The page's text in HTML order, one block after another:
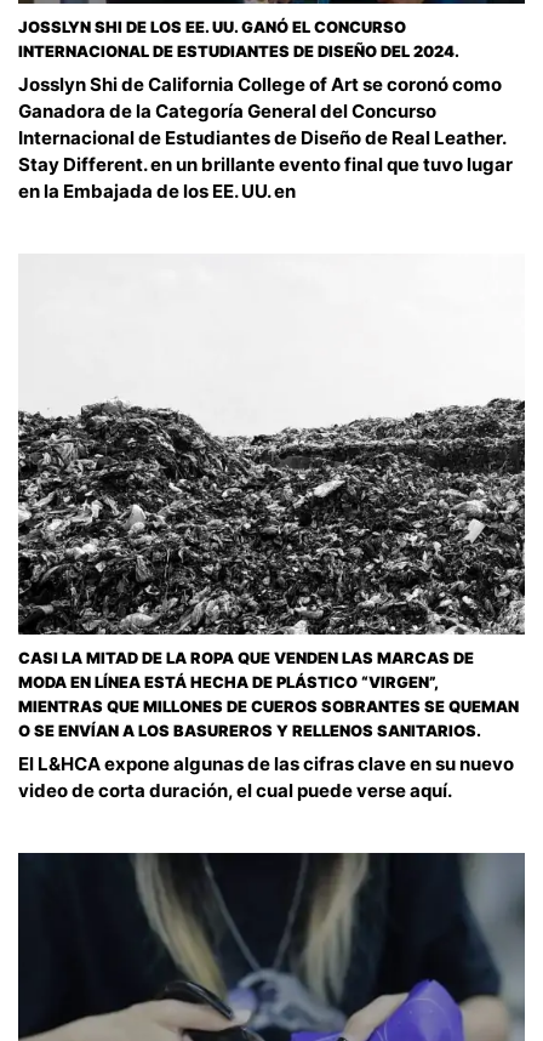
JOSSLYN SHI DE LOS EE. UU. GANÓ EL CONCURSO
INTERNACIONAL DE ESTUDIANTES DE DISEÑO DEL 2024.
Josslyn Shi de California College of Art se coronó como
Ganadora de la Categoría General del Concurso
Internacional de Estudiantes de Diseño de Real Leather.
Stay Different. en un brillante evento final que tuvo lugar
en la Embajada de los EE. UU. en
CASI LA MITAD DE LA ROPA QUE VENDEN LAS MARCAS DE
MODA EN LÍNEA ESTÁ HECHA DE PLÁSTICO “VIRGEN”,
MIENTRAS QUE MILLONES DE CUEROS SOBRANTES SE QUEMAN
O SE ENVÍAN A LOS BASUREROS Y RELLENOS SANITARIOS.
El L&HCA expone algunas de las cifras clave en su nuevo
video de corta duración, el cual puede verse aquí.